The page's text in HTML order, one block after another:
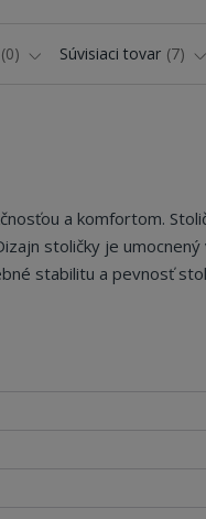
0 Súvisiaci tovar 7
a komfortom.
stoličky je umocnený
stabilitu a pevnosť